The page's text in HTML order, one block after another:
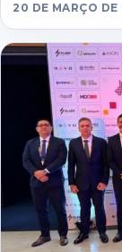
20 DE MARÇO